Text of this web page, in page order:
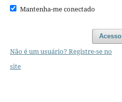
Mantenha-me conectado
Acesso
Não é um usuário? Registre-se no
site